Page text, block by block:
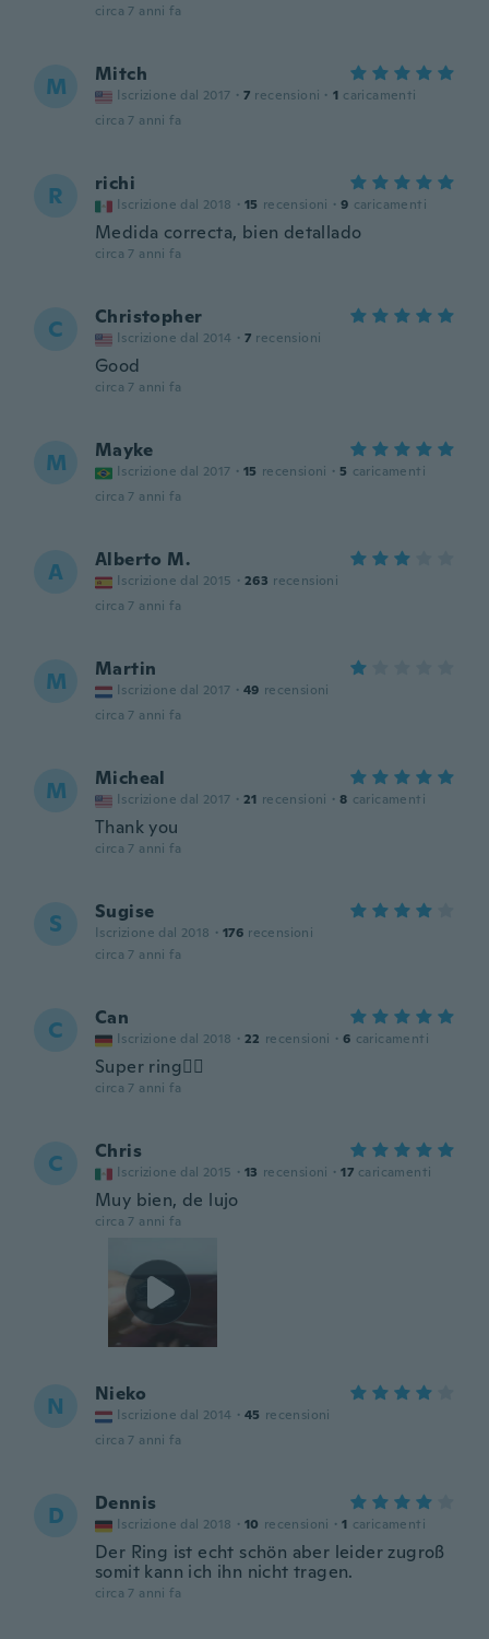
circa 7 anni fa
M Mitch
Iscrizione dal 2017 · 7 recensioni · 1 caricamenti
circa 7 anni fa
R richi
Iscrizione dal 2018 · 15 recensioni · 9 caricamenti
Medida correcta, bien detallado
circa 7 anni fa
C Christopher
Iscrizione dal 2014 · 7 recensioni
Good
circa 7 anni fa
M Mayke
Iscrizione dal 2017 · 15 recensioni · 5 caricamenti
circa 7 anni fa
A Alberto M.
Iscrizione dal 2015 · 263 recensioni
circa 7 anni fa
M Martin
Iscrizione dal 2017 · 49 recensioni
circa 7 anni fa
M Micheal
Iscrizione dal 2017 · 21 recensioni · 8 caricamenti
Thank you
circa 7 anni fa
S Sugise
Iscrizione dal 2018 · 176 recensioni
circa 7 anni fa
C Can
Iscrizione dal 2018 · 22 recensioni · 6 caricamenti
Super ring👍🏽
circa 7 anni fa
C Chris
Iscrizione dal 2015 · 13 recensioni · 17 caricamenti
Muy bien, de lujo
circa 7 anni fa
N Nieko
Iscrizione dal 2014 · 45 recensioni
circa 7 anni fa
D Dennis
Iscrizione dal 2018 · 10 recensioni · 1 caricamenti
Der Ring ist echt schön aber leider zugroß
somit kann ich ihn nicht tragen.
circa 7 anni fa